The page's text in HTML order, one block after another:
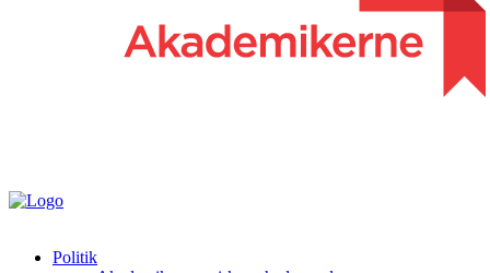
Politik